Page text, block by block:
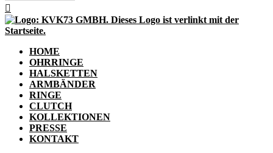
HOME
OHRRINGE
HALSKETTEN
ARMBÄNDER
RINGE
CLUTCH
KOLLEKTIONEN
PRESSE
KONTAKT